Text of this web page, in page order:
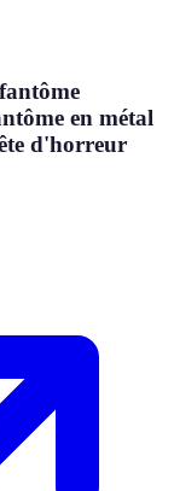
en métal
d'horreur